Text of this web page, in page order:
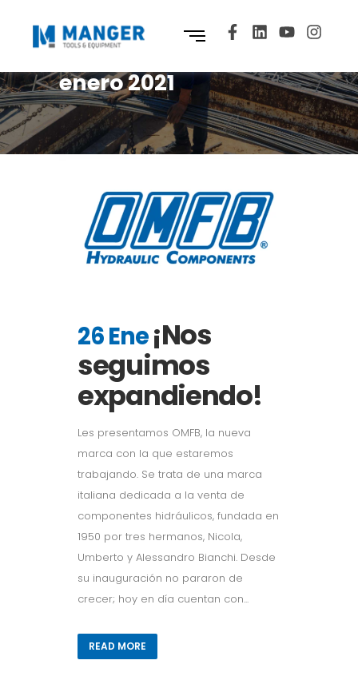
enero 2021
26 Ene¡Nos
seguimos
expandiendo!
Les presentamos OMFB, la nueva
marca con la que estaremos
trabajando. Se trata de una marca
italiana dedicada a la venta de
componentes hidráulicos, fundada en
1950 por tres hermanos, Nicola,
Umberto y Alessandro Bianchi. Desde
su inauguración no pararon de
crecer; hoy en día cuentan con...
READ MORE